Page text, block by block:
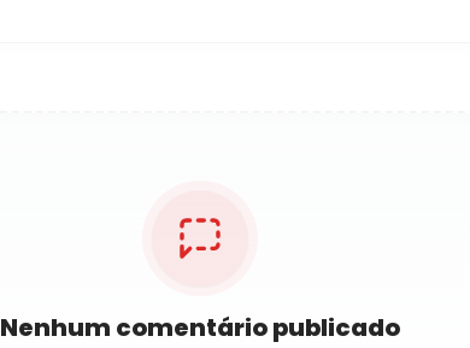
Nenhum comentário publicado